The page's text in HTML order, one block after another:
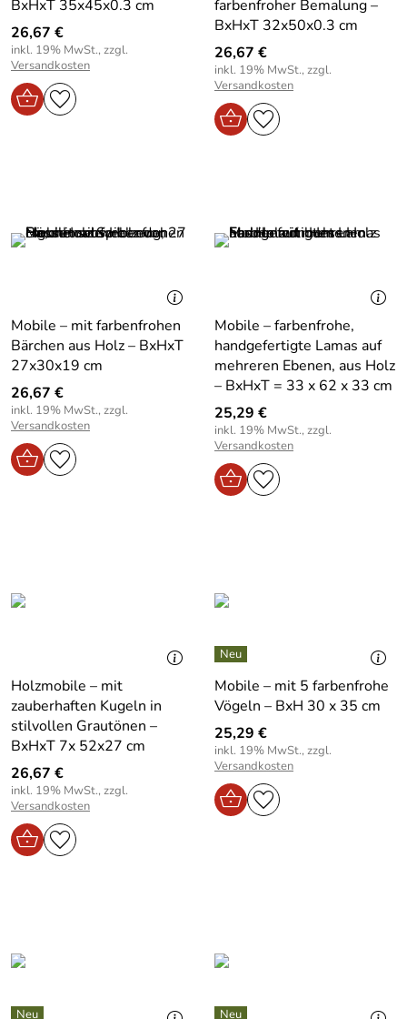
BxHxT 35x45x0.3 cm
26,67 €
inkl. 19% MwSt., zzgl.
Versandkosten
farbenfroher Bemalung –
BxHxT 32x50x0.3 cm
26,67 €
inkl. 19% MwSt., zzgl.
Versandkosten
Mobile – mit farbenfrohen
Bärchen aus Holz – BxHxT
27x30x19 cm
26,67 €
inkl. 19% MwSt., zzgl.
Versandkosten
Mobile – farbenfrohe,
handgefertigte Lamas auf
mehreren Ebenen, aus Holz
– BxHxT = 33 x 62 x 33 cm
25,29 €
inkl. 19% MwSt., zzgl.
Versandkosten
Holzmobile – mit
zauberhaften Kugeln in
stilvollen Grautönen –
BxHxT 7x 52x27 cm
26,67 €
inkl. 19% MwSt., zzgl.
Versandkosten
Mobile – mit 5 farbenfrohe
Vögeln – BxH 30 x 35 cm
25,29 €
inkl. 19% MwSt., zzgl.
Versandkosten